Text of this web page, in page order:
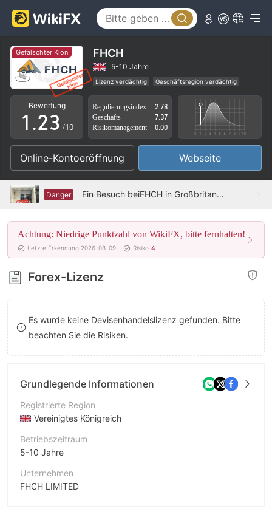
Gefälschter Klon FHCH
5-10 Jahre
Lizenz verdächtig
Geschäftsregion verdächtig
Fälschung von Klon Vereinigtes Königreich Verordnung
Hohes potenzielles Risiko
Bewertung
0
1
2
3
4
5
6
7
8
9
.
0
1
2
3
4
5
6
7
8
9
0
1
2
3
4
5
6
7
8
9
/10
Regulierungsindex
2.78
Geschäfts
7.37
Risikomanagement
0.00
Online-Kontoeröffnung Webseite
Danger Ein Besuch beiFHCH in Großbritannien – Kein Büro finden
Achtung: Niedrige Punktzahl von WikiFX, bitte fernhalten!
Letzte Erkennung 2026-08-09 Risiko 4
Forex-Lizenz
Es wurde keine Devisenhandelslizenz gefunden. Bitte
beachten Sie die Risiken.
Grundlegende Informationen
Registrierte Region
Vereinigtes Königreich
Betriebszeitraum
5-10 Jahre
Unternehmen
FHCH LIMITED